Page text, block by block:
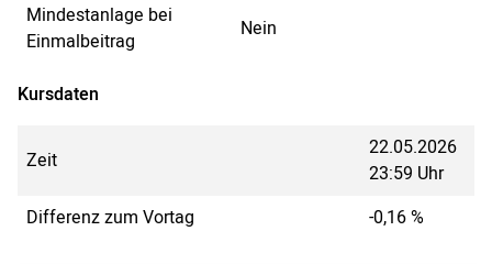
Mindestanlage bei
Einmalbeitrag
Nein
Kursdaten
Zeit
22.05.2026
23:59 Uhr
Differenz zum Vortag
-0,16 %